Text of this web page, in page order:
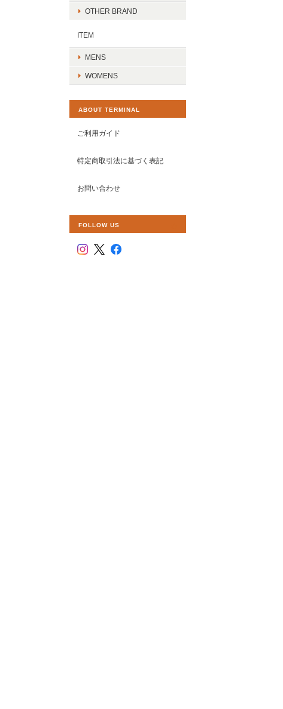
OTHER BRAND
ITEM
MENS
WOMENS
ABOUT TERMINAL
ご利用ガイド
特定商取引法に基づく表記
お問い合わせ
FOLLOW US